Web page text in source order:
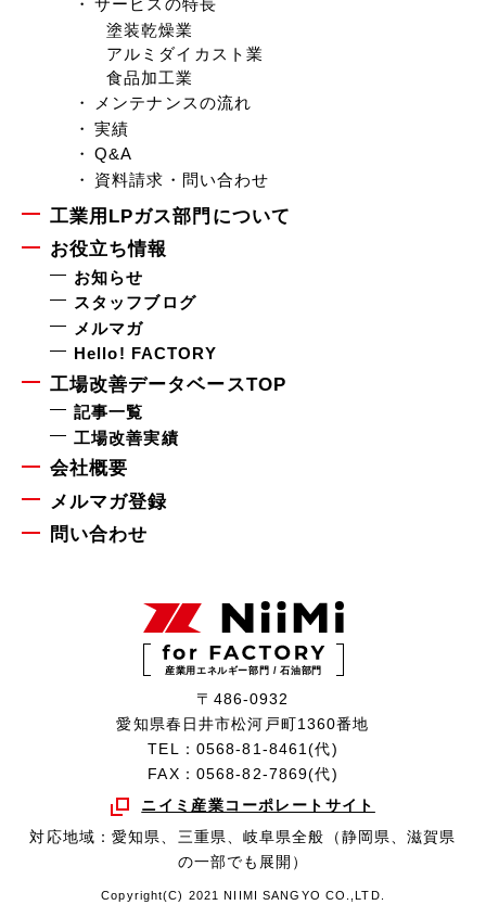
サービスの特長
塗装乾燥業
アルミダイカスト業
食品加工業
メンテナンスの流れ
実績
Q&A
資料請求・問い合わせ
工業用LPガス部門について
お役立ち情報
お知らせ
スタッフブログ
メルマガ
Hello! FACTORY
工場改善データベースTOP
記事一覧
工場改善実績
会社概要
メルマガ登録
問い合わせ
産業用エネルギー部門 / 石油部門
〒486-0932
愛知県春日井市松河戸町1360番地
TEL：0568-81-8461(代)
FAX：0568-82-7869(代)
ニイミ産業コーポレートサイト
対応地域：愛知県、三重県、岐阜県全般（静岡県、滋賀県
の一部でも展開）
Copyright(C) 2021 NIIMI SANGYO CO.,LTD.